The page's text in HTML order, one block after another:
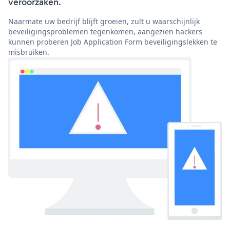
Naarmate uw bedrijf blijft groeien, zult u waarschijnlijk
beveiligingsproblemen tegenkomen, aangezien hackers
kunnen proberen Job Application Form beveiligingslekken te
misbruiken.